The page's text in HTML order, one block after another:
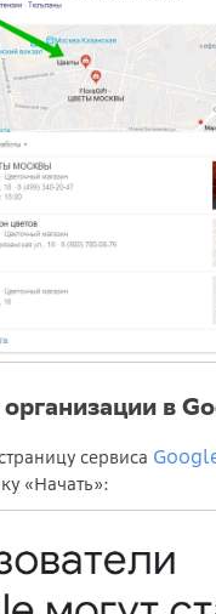
в
сервиса
«Начать»: